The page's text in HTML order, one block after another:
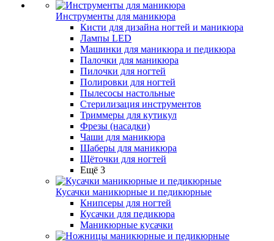
Инструменты для маникюра
Кисти для дизайна ногтей и маникюра
Лампы LED
Машинки для маникюра и педикюра
Палочки для маникюра
Пилочки для ногтей
Полировки для ногтей
Пылесосы настольные
Стерилизация инструментов
Триммеры для кутикул
Фрезы (насадки)
Чаши для маникюра
Шаберы для маникюра
Щёточки для ногтей
Ещё 3
Кусачки маникюрные и педикюрные
Книпсеры для ногтей
Кусачки для педикюра
Маникюрные кусачки